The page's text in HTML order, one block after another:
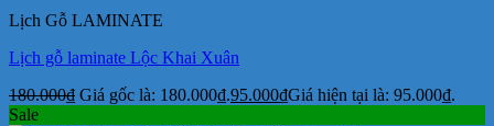
Lịch Gỗ LAMINATE
Lịch gỗ laminate Lộc Khai Xuân
180.000₫ Giá gốc là: 180.000₫.95.000₫Giá hiện tại là: 95.000₫.
Sale